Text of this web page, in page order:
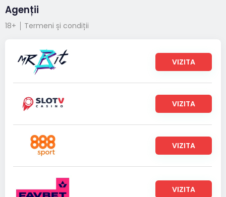
Agenții
18+ Termeni și condiții
VIZITA
VIZITA
VIZITA
VIZITA